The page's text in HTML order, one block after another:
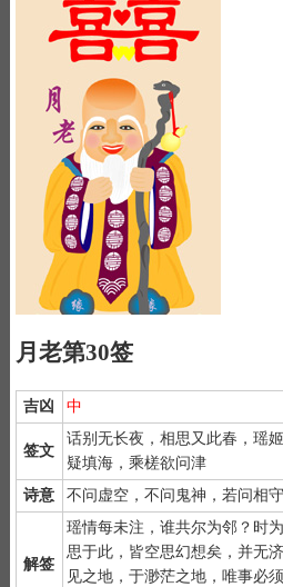
月老第30签
吉凶 中
签文
话别无长夜，相思又此春，瑶
疑填海，乘槎欲问津
诗意
不问虚空，不问鬼神，若问相
解签
瑶情每未注，谁共尔为邻？时
思于此，皆空思幻想矣，并无
见之地，于渺茫之地，唯事必
月老灵签是公认为最灵验的姻缘
秉除杂念，先双手合手默念，月下老
默念自己姓名、出生时间、居住